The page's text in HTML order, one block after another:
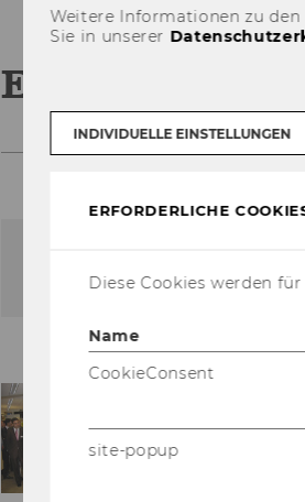
ECJ
Weitere Informationen zu
Sie in unserer
INDIVIDUELLE EINSTELLUNGEN
ERFORDERLICHE
Diese Cookies werden
Name
CookieConsent
site-popup